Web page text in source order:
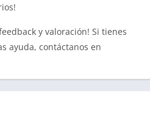
y valoración! Si tienes
ayuda, contáctanos en